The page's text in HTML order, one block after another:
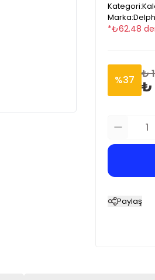
Kategori:
Marka:
*₺62.48
%37 ₺
₺
Paylaş